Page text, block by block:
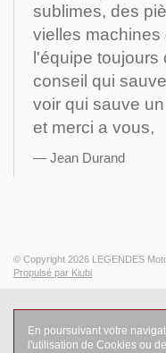
sublimes, des
vielles machines
l'équipe toujours
conseil qui
voir qui sauve
et merci a vous,
Jean Durand
© Copyright 2026 LEGENDES
Propulsé par Kiubi
En poursuivant votre
l'utilisation de Cookies ou